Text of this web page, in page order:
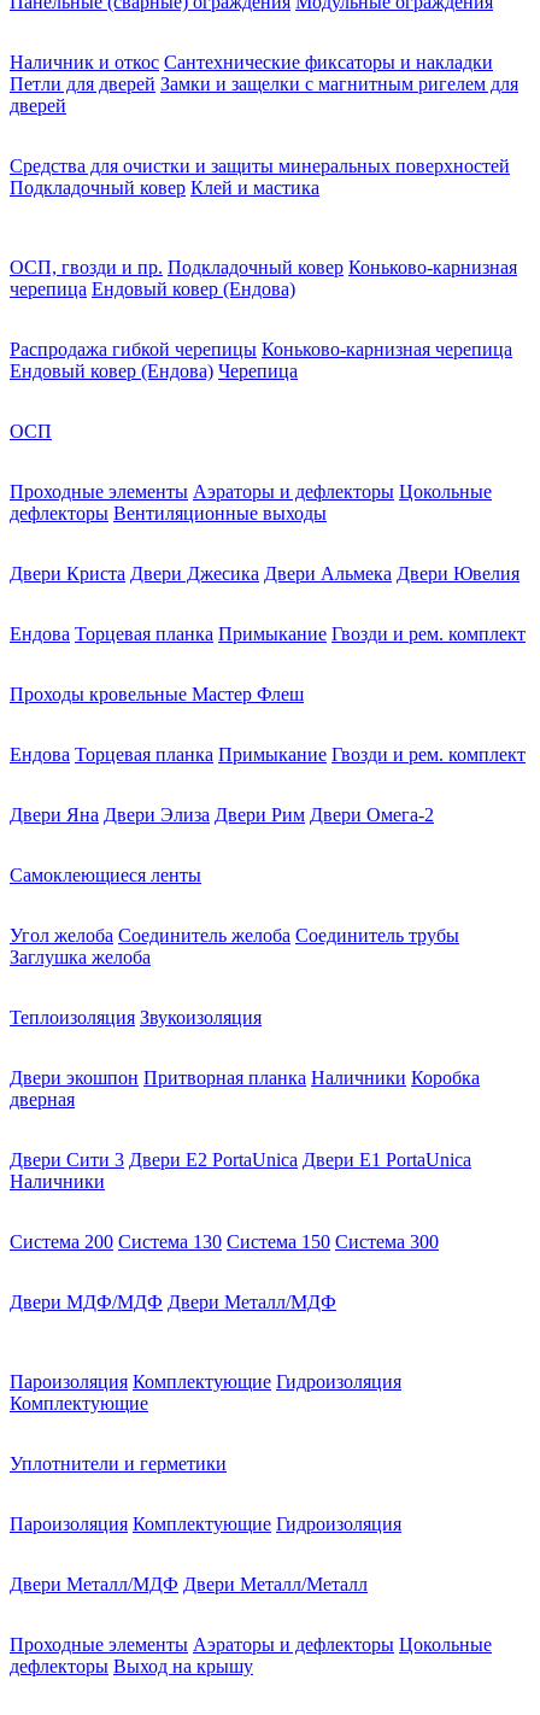
Наличник и откос Сантехнические фиксаторы и накладки
Петли для дверей Замки и защелки с магнитным ригелем для
дверей
Средства для очистки и защиты минеральных поверхностей
Подкладочный ковер Клей и мастика
ОСП, гвозди и пр. Подкладочный ковер Коньково-карнизная
черепица Ендовый ковер (Ендова)
Распродажа гибкой черепицы Коньково-карнизная черепица
Ендовый ковер (Ендова) Черепица
ОСП
Проходные элементы Аэраторы и дефлекторы Цокольные
дефлекторы Вентиляционные выходы
Двери Криста Двери Джесика Двери Альмека Двери Ювелия
Ендова Торцевая планка Примыкание Гвозди и рем. комплект
Проходы кровельные Мастер Флеш
Ендова Торцевая планка Примыкание Гвозди и рем. комплект
Двери Яна Двери Элиза Двери Рим Двери Омега-2
Самоклеющиеся ленты
Угол желоба Соединитель желоба Соединитель трубы
Заглушка желоба
Теплоизоляция Звукоизоляция
Двери экошпон Притворная планка Наличники Коробка
дверная
Двери Сити 3 Двери E2 PortaUnica Двери E1 PortaUnica
Наличники
Система 200 Система 130 Система 150 Система 300
Двери МДФ/МДФ Двери Металл/МДФ
Пароизоляция Комплектующие Гидроизоляция
Комплектующие
Уплотнители и герметики
Пароизоляция Комплектующие Гидроизоляция
Двери Металл/МДФ Двери Металл/Металл
Проходные элементы Аэраторы и дефлекторы Цокольные
дефлекторы Выход на крышу